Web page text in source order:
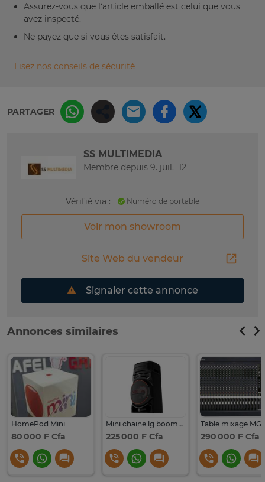
Assurez-vous que l’article emballé est celui que vous
avez inspecté.
Ne payez que si vous êtes satisfait.
Lisez nos conseils de sécurité
PARTAGER
SS MULTIMEDIA
Membre depuis 9. juil. '12
Vérifié via : Numéro de portable
Voir mon showroom
Site Web du vendeur
Signaler cette annonce
Annonces similaires
HomePod Mini
80 000 F Cfa
Mini chaine lg boom rnc5
225 000 F Cfa
Table mixage
290 000 F Cfa